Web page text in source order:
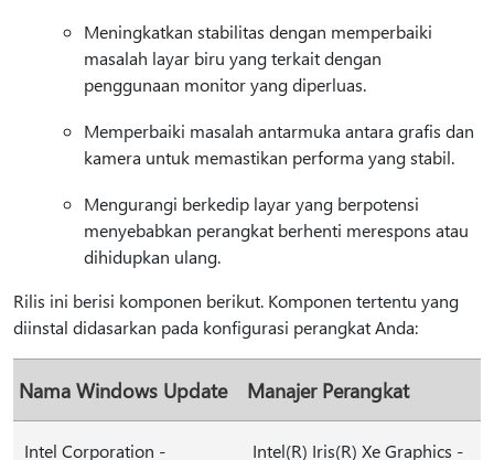
Meningkatkan stabilitas dengan memperbaiki
masalah layar biru yang terkait dengan
penggunaan monitor yang diperluas.
Memperbaiki masalah antarmuka antara grafis dan
kamera untuk memastikan performa yang stabil.
Mengurangi berkedip layar yang berpotensi
menyebabkan perangkat berhenti merespons atau
dihidupkan ulang.
Rilis ini berisi komponen berikut. Komponen tertentu yang
diinstal didasarkan pada konfigurasi perangkat Anda:
Nama Windows Update Manajer Perangkat
Intel Corporation -
Intel(R) Iris(R) Xe Graphics -